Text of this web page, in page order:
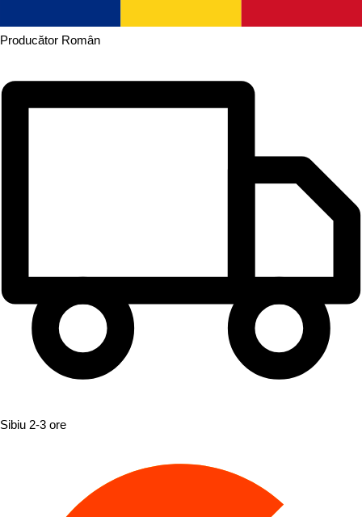
Producător Român
Sibiu 2-3 ore